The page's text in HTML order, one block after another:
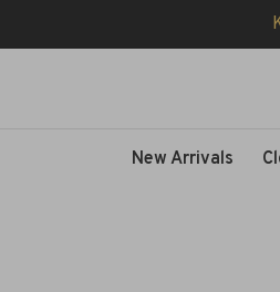
New Arrivals